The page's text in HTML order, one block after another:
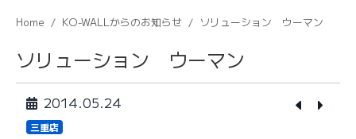
Home KO-WALLからのお知らせ ソリューション ウーマン
ソリューション ウーマン
2014.05.24
三重店